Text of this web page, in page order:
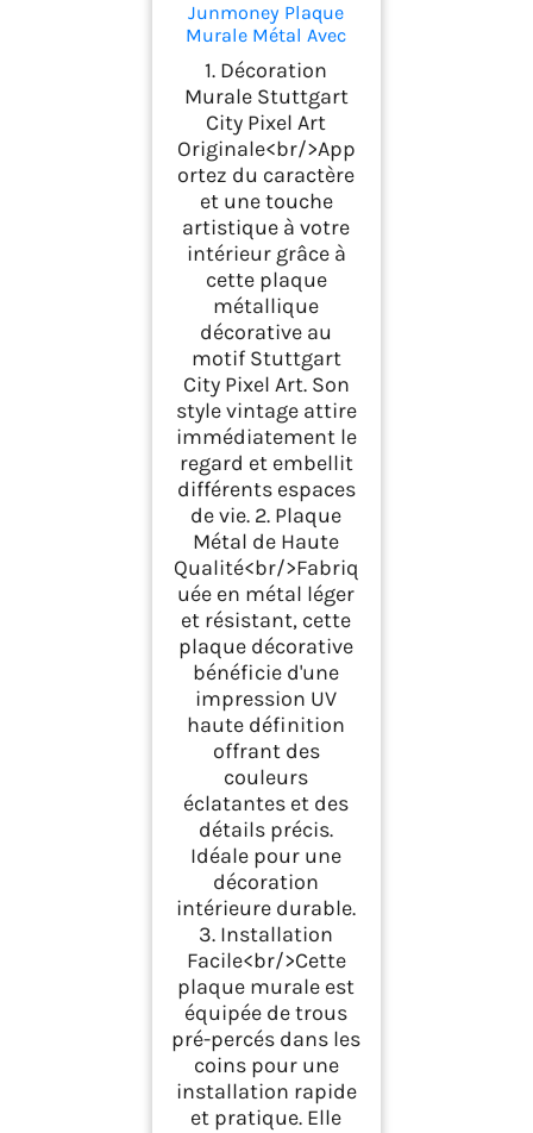
Junmoney Plaque
Murale Métal Avec
Motif Stuttgart City
Pixel Art 20x30cm,
Style Simple À Offrir
Pour Cuisine, Salon,
Bureau, Garage Ou
Bar Maison
1. Décoration
Murale Stuttgart
City Pixel Art
Originale<br/>App
ortez du caractère
et une touche
artistique à votre
intérieur grâce à
cette plaque
métallique
décorative au
motif Stuttgart
City Pixel Art. Son
style vintage attire
immédiatement le
regard et embellit
différents espaces
de vie. 2. Plaque
Métal de Haute
Qualité<br/>Fabriq
uée en métal léger
et résistant, cette
plaque décorative
bénéficie d'une
impression UV
haute définition
offrant des
couleurs
éclatantes et des
détails précis.
Idéale pour une
décoration
intérieure durable.
3. Installation
Facile<br/>Cette
plaque murale est
équipée de trous
pré-percés dans les
coins pour une
installation rapide
et pratique. Elle